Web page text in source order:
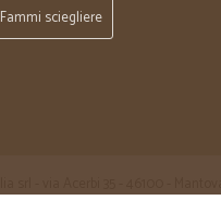
Fammi sciegliere